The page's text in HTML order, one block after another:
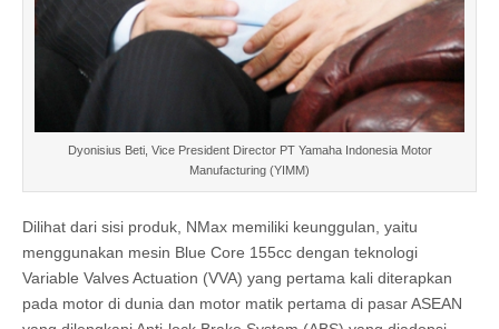
Dyonisius Beti, Vice President Director PT Yamaha Indonesia Motor
Manufacturing (YIMM)
Dilihat dari sisi produk, NMax memiliki keunggulan, yaitu
menggunakan mesin Blue Core 155cc dengan teknologi
Variable Valves Actuation (VVA) yang pertama kali diterapkan
pada motor di dunia dan motor matik pertama di pasar ASEAN